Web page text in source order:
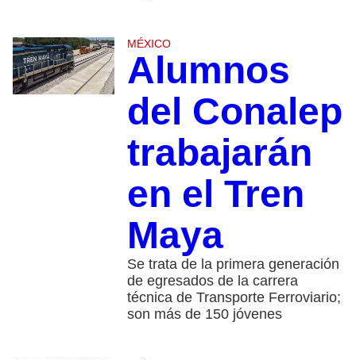
MÉXICO
Alumnos
del Conalep
trabajarán
en el Tren
Maya
Se trata de la primera generación
de egresados de la carrera
técnica de Transporte Ferroviario;
son más de 150 jóvenes